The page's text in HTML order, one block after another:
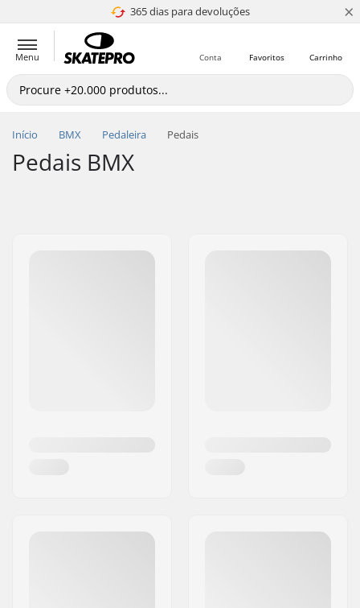
365 dias para devoluções
4.8 de 5 ×
Menu Carrinho
Favoritos
Conta
Início BMX Pedaleira Pedais
Pedais BMX